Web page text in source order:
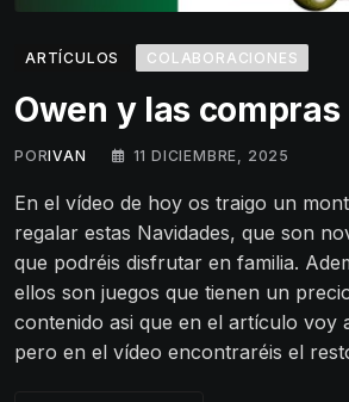
ARTÍCULOS COLABORACIONES
Owen y las
PORIVAN 11 DICIEMBRE, 2025
En el vídeo de hoy os traigo un
regalar estas Navidades, que son
que podréis disfrutar en familia.
ellos son juegos que tienen un
contenido asi que en el artículo voy
pero en el vídeo encontraréis el